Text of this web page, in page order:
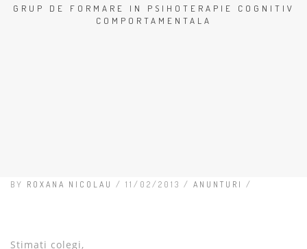
GRUP DE FORMARE IN PSIHOTERAPIE COGNITIV
COMPORTAMENTALA
BY ROXANA NICOLAU / 11/02/2013 / ANUNTURI /
Stimati colegi,